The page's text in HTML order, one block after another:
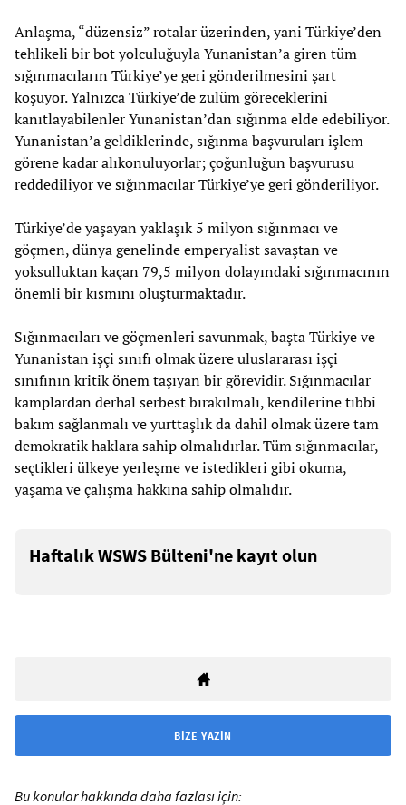
Anlaşma, “düzensiz” rotalar üzerinden, yani Türkiye’den
tehlikeli bir bot yolculuğuyla Yunanistan’a giren tüm
sığınmacıların Türkiye’ye geri gönderilmesini şart
koşuyor. Yalnızca Türkiye’de zulüm göreceklerini
kanıtlayabilenler Yunanistan’dan sığınma elde edebiliyor.
Yunanistan’a geldiklerinde, sığınma başvuruları işlem
görene kadar alıkonuluyorlar; çoğunluğun başvurusu
reddediliyor ve sığınmacılar Türkiye’ye geri gönderiliyor.
Türkiye’de yaşayan yaklaşık 5 milyon sığınmacı ve
göçmen, dünya genelinde emperyalist savaştan ve
yoksulluktan kaçan 79,5 milyon dolayındaki sığınmacının
önemli bir kısmını oluşturmaktadır.
Sığınmacıları ve göçmenleri savunmak, başta Türkiye ve
Yunanistan işçi sınıfı olmak üzere uluslararası işçi
sınıfının kritik önem taşıyan bir görevidir. Sığınmacılar
kamplardan derhal serbest bırakılmalı, kendilerine tıbbi
bakım sağlanmalı ve yurttaşlık da dahil olmak üzere tam
demokratik haklara sahip olmalıdırlar. Tüm sığınmacılar,
seçtikleri ülkeye yerleşme ve istedikleri gibi okuma,
yaşama ve çalışma hakkına sahip olmalıdır.
Haftalık WSWS Bülteni'ne kayıt olun
BIZE YAZIN
Bu konular hakkında daha fazlası için: